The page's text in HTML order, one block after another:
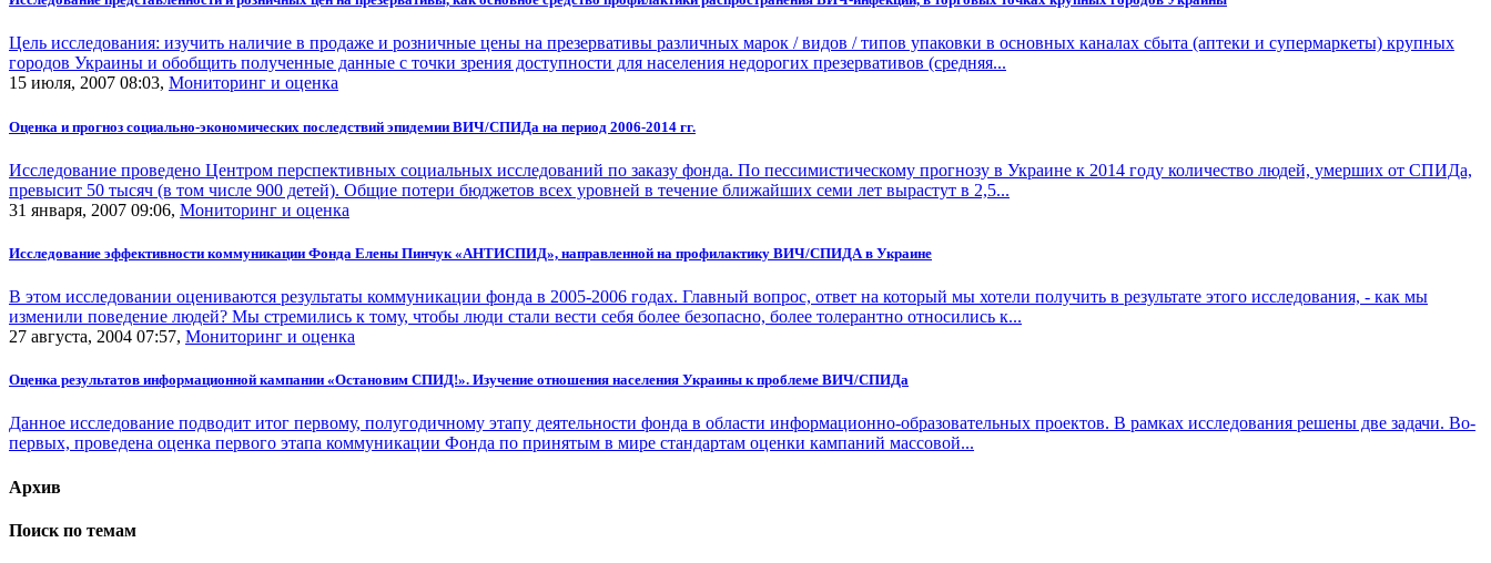
Цель исследования: изучить наличие в продаже и розничные цены на презервативы различных марок / видов / типов упаковки в основных каналах сбыта (аптеки и супермаркеты) крупных
городов Украины и обобщить полученные данные с точки зрения доступности для населения недорогих презервативов (средняя...
15 июля, 2007 08:03, Мониторинг и оценка
Оценка и прогноз социально-экономических последствий эпидемии ВИЧ/СПИДа на период 2006-2014 гг.
Исследование проведено Центром перспективных социальных исследований по заказу фонда. По пессимистическому прогнозу в Украине к 2014 году количество людей, умерших от СПИДа,
превысит 50 тысяч (в том числе 900 детей). Общие потери бюджетов всех уровней в течение ближайших семи лет вырастут в 2,5...
31 января, 2007 09:06, Мониторинг и оценка
Исследование эффективности коммуникации Фонда Елены Пинчук «АНТИСПИД», направленной на профилактику ВИЧ/СПИДА в Украине
В этом исследовании оцениваются результаты коммуникации фонда в 2005-2006 годах. Главный вопрос, ответ на который мы хотели получить в результате этого исследования, - как мы
изменили поведение людей? Мы стремились к тому, чтобы люди стали вести себя более безопасно, более толерантно относились к...
27 августа, 2004 07:57, Мониторинг и оценка
Оценка результатов информационной кампании «Остановим СПИД!». Изучение отношения населения Украины к проблеме ВИЧ/СПИДа
Данное исследование подводит итог первому, полугодичному этапу деятельности фонда в области информационно-образовательных проектов. В рамках исследования решены две задачи. Во-
первых, проведена оценка первого этапа коммуникации Фонда по принятым в мире стандартам оценки кампаний массовой...
Архив
Поиск по темам